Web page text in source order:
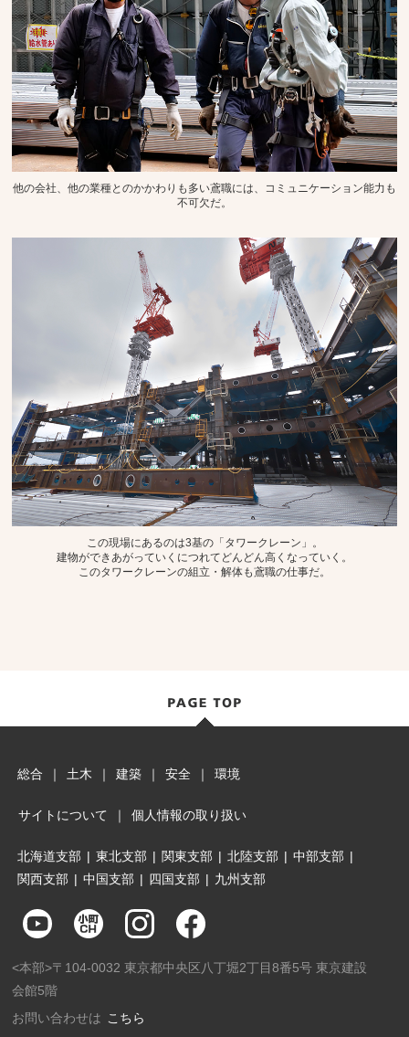
他の会社、他の業種とのかかわりも多い鳶職には、コミュニケーション能力も
不可欠だ。
この現場にあるのは3基の「タワークレーン」。
建物ができあがっていくにつれてどんどん高くなっていく。
このタワークレーンの組立・解体も鳶職の仕事だ。
総合 ｜ 土木 ｜ 建築 ｜ 安全 ｜ 環境
サイトについて ｜ 個人情報の取り扱い
北海道支部 | 東北支部 | 関東支部 | 北陸支部 | 中部支部 |
関西支部 | 中国支部 | 四国支部 | 九州支部
<本部>〒104-0032 東京都中央区八丁堀2丁目8番5号 東京建設
会館5階
お問い合わせは こちら